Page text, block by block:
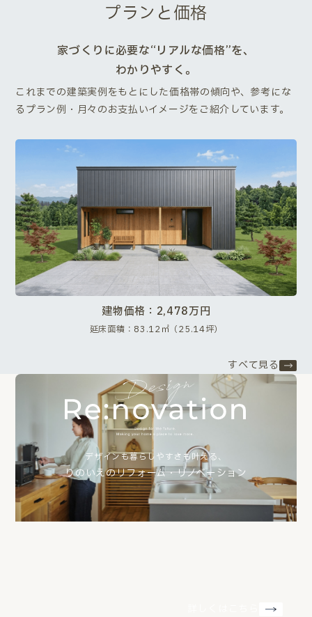
プランと価格
家づくりに必要な“リアルな価格”を、
わかりやすく。
これまでの建築実例をもとにした価格帯の傾向や、参考にな
るプラン例・月々のお支払いイメージをご紹介しています。
建物価格：2,478万円
延床面積：83.12㎡（25.14坪）
すべて見る
デザインも暮らしやすさも叶える、
りのいえのリフォーム・リノベーション